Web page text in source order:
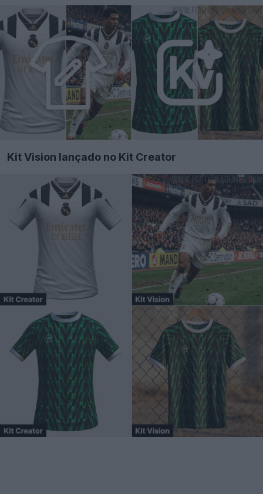
Kit Vision lançado no Kit Creator